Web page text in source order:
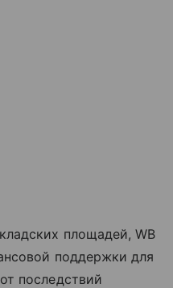
площадей, WB
поддержки для
последствий